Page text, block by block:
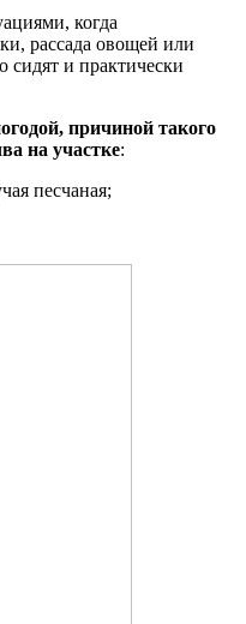
когда
рассада овощей или
сидят и практически
причиной такого
на участке:
песчаная;